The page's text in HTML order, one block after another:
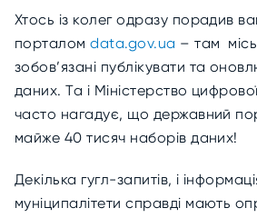
Хтось із колег одразу порадив
порталомdata.gov.ua – там
зобов’язані публікувати та
даних. Та і Міністерство
часто нагадує, що державний
майже 40 тисяч наборів даних!
Декілька гугл-запитів, і
муніципалітети справді мають